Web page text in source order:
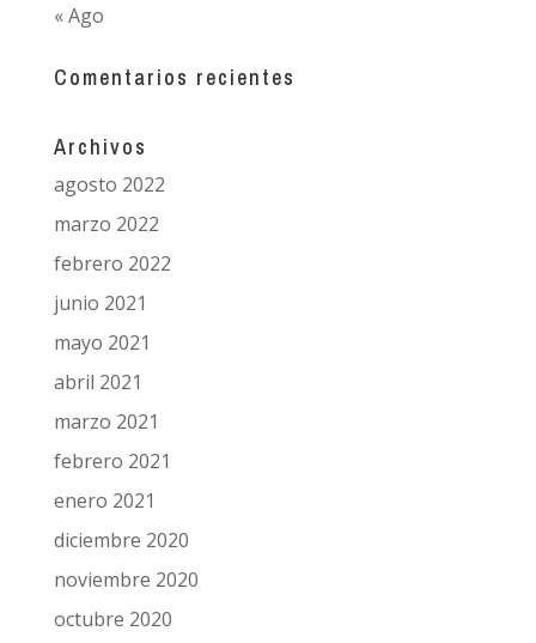
« Ago
Comentarios recientes
Archivos
agosto 2022
marzo 2022
febrero 2022
junio 2021
mayo 2021
abril 2021
marzo 2021
febrero 2021
enero 2021
diciembre 2020
noviembre 2020
octubre 2020